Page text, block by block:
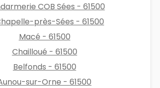
COB Sées - 61500
près-Sées - 61500
Macé - 61500
Chailloué - 61500
Belfonds - 61500
sur-Orne - 61500